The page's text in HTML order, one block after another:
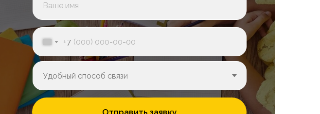
+7
Отправить заявку